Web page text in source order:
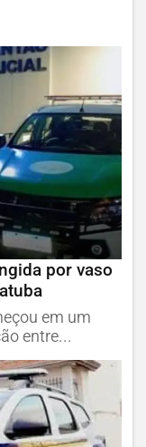
por vaso
em um
entre...